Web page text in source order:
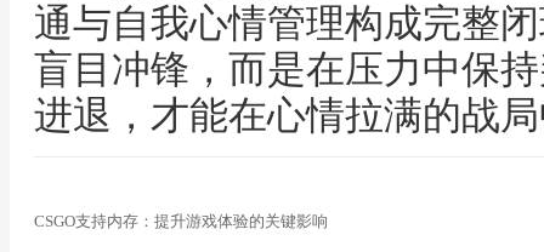
通与自我心情管理构成完整
盲目冲锋，而是在压力中保
进退，才能在心情拉满的战
CSGO支持内存：提升游戏体验的关键影响